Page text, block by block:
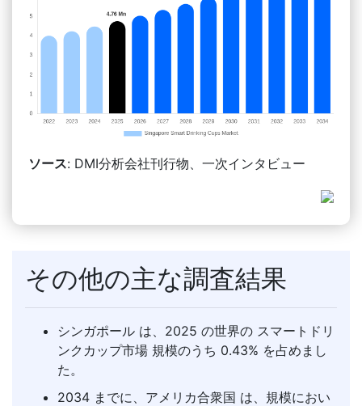
ソース: DMI分析会社刊行物、一次インタビュー
その他の主な調査結果
シンガポール は、2025 の世界の スマートドリ
ンクカップ市場 規模のうち 0.43% を占めまし
た。
2034 までに、アメリカ合衆国 は、規模におい